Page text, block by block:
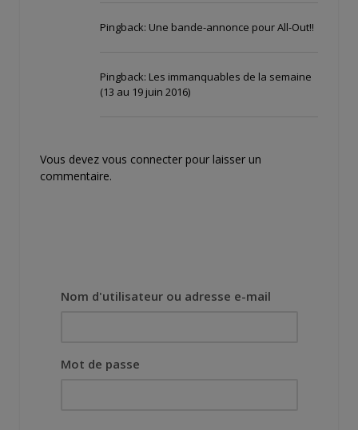
Pingback: Une bande-annonce pour All-Out!!
Pingback: Les immanquables de la semaine
(13 au 19 juin 2016)
Vous devez vous connecter pour laisser un
commentaire.
Nom d'utilisateur ou adresse e-mail
Mot de passe